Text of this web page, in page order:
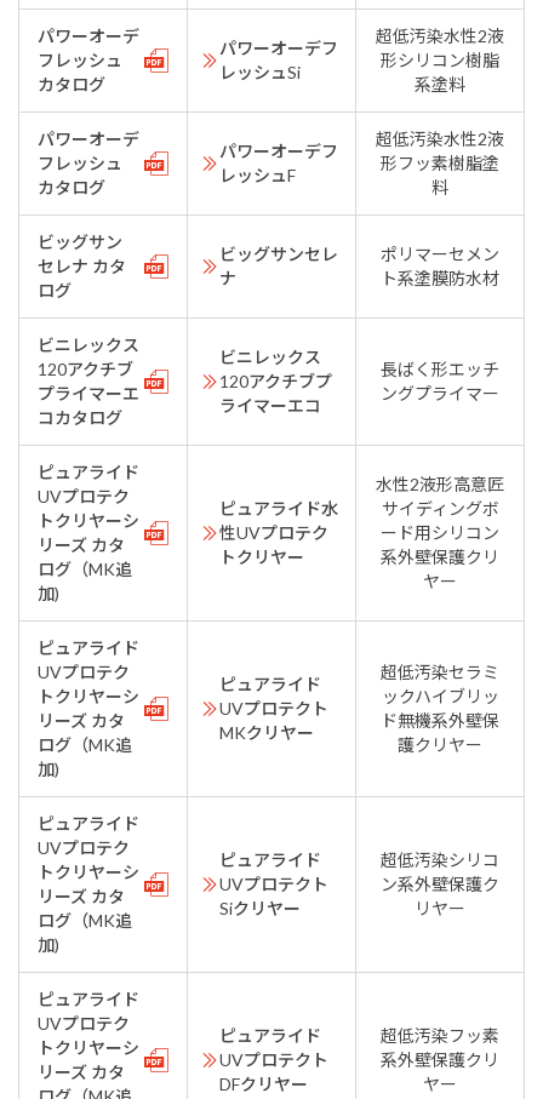
パワーオーデ
フレッシュ
カタログ
パワーオーデフ
レッシュSi
超低汚染水性2液
形シリコン樹脂
系塗料
パワーオーデ
フレッシュ
カタログ
パワーオーデフ
レッシュF
超低汚染水性2液
形フッ素樹脂塗
料
ビッグサン
セレナ カタ
ログ
ビッグサンセレ
ナ
ポリマーセメン
ト系塗膜防水材
ビニレックス
120アクチブ
プライマーエ
コカタログ
ビニレックス
120アクチブプ
ライマーエコ
長ばく形エッチ
ングプライマー
ピュアライド
UVプロテク
トクリヤーシ
リーズ カタ
ログ（MK追
加)
ピュアライド水
性UVプロテク
トクリヤー
水性2液形高意匠
サイディングボ
ード用シリコン
系外壁保護クリ
ヤー
ピュアライド
UVプロテク
トクリヤーシ
リーズ カタ
ログ（MK追
加)
ピュアライド
UVプロテクト
MKクリヤー
超低汚染セラミ
ックハイブリッ
ド無機系外壁保
護クリヤー
ピュアライド
UVプロテク
トクリヤーシ
リーズ カタ
ログ（MK追
加)
ピュアライド
UVプロテクト
Siクリヤー
超低汚染シリコ
ン系外壁保護ク
リヤー
ピュアライド
UVプロテク
トクリヤーシ
リーズ カタ
ピュアライド
UVプロテクト
DFクリヤー
超低汚染フッ素
系外壁保護クリ
ヤー